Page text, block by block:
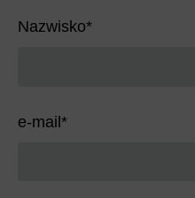
Nazwisko*
e-mail*